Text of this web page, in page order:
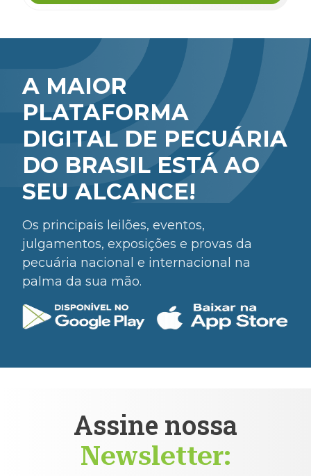
A MAIOR
PLATAFORMA
DIGITAL DE PECUÁRIA
DO BRASIL ESTÁ AO
SEU ALCANCE!
Os principais leilões, eventos,
julgamentos, exposições e provas da
pecuária nacional e internacional na
palma da sua mão.
Assine nossa
Newsletter: